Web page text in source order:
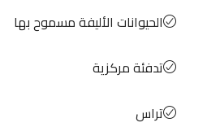
الحيوانات الأليفة مسموح بها
تدفئة مركزية
تراس